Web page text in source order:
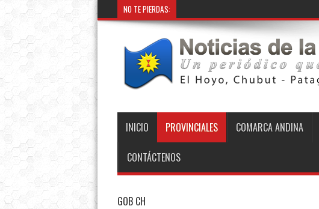
NO TE PIERDAS:
INICIO PROVINCIALES COMARCA ANDINA
CONTÁCTENOS
GOB CH